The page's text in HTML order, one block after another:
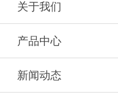
关于我们
产品中心
新闻动态